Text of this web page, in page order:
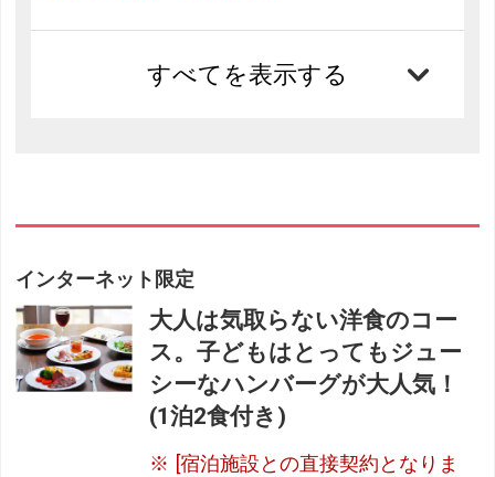
すべてを表示する
インターネット限定
大人は気取らない洋食のコー
ス。子どもはとってもジュー
シーなハンバーグが大人気！
(1泊2食付き)
[宿泊施設との直接契約となりま